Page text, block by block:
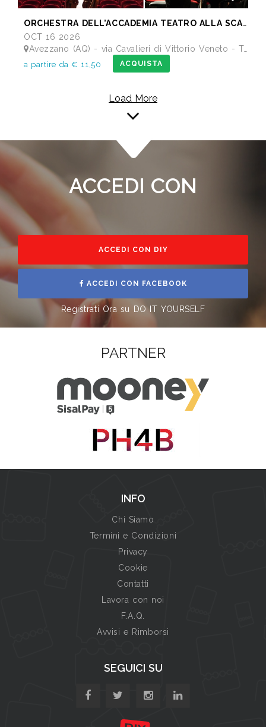
ORCHESTRA DELL’ACCADEMIA TEATRO ALLA SCALA di Milano
OCT 16 2026
Avezzano (AQ) - via Cavalieri di Vittorio Veneto - Teatro dei Marsi
a partire da € 11,50 ACQUISTA
Load More
ACCEDI CON
ACCEDI CON DIY
ACCEDI CON FACEBOOK
Registrati Ora su DO IT YOURSELF
PARTNER
INFO
Chi Siamo
Termini e Condizioni
Privacy
Cookie
Contatti
Lavora con noi
F.A.Q.
Avvisi e Rimborsi
SEGUICI SU